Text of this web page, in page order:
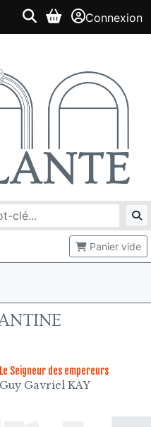
Connexion
Panier vide
Le Seigneur des empereurs
Guy Gavriel KAY